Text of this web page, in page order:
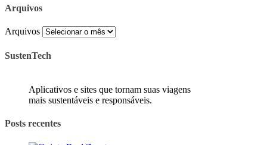
Arquivos
Arquivos
SustenTech
Aplicativos e sites que tornam suas viagens
mais sustentáveis e responsáveis.
Posts recentes